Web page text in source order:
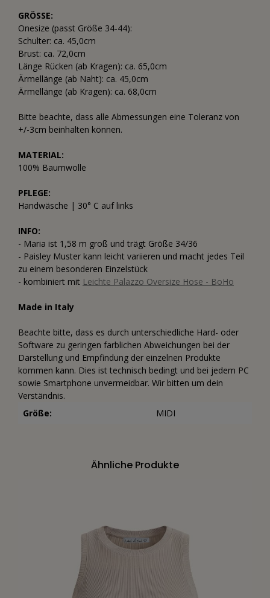
GRÖSSE:
Onesize (passt Größe 34-44):
Schulter: ca. 45,0cm
Brust: ca. 72,0cm
Länge Rücken (ab Kragen): ca. 65,0cm
Ärmellänge (ab Naht): ca. 45,0cm
Ärmellänge (ab Kragen): ca. 68,0cm
Bitte beachte, dass alle Abmessungen eine Toleranz von
+/-3cm beinhalten können.
MATERIAL:
100% Baumwolle
PFLEGE:
Handwäsche | 30° C auf links
INFO:
- Maria ist 1,58 m groß und trägt Größe 34/36
- Paisley Muster kann leicht variieren und macht jedes Teil
zu einem besonderen Einzelstück
- kombiniert mit Leichte Palazzo Oversize Hose - BoHo
Made in Italy
Beachte bitte, dass es durch unterschiedliche Hard- oder
Software zu geringen farblichen Abweichungen bei der
Darstellung und Empfindung der einzelnen Produkte
kommen kann. Dies ist technisch bedingt und bei jedem PC
sowie Smartphone unvermeidbar. Wir bitten um dein
Verständnis.
Größe:
MIDI
Ähnliche Produkte